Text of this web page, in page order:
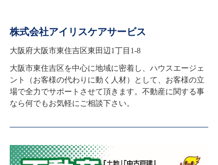
株式会社アイリスケアサービス
大阪府大阪市東住吉区東田辺1丁目1-8
大阪市東住吉区を中心に地域に密着し、ハウスエージェ
ント（お客様の代わりに動く人材）として、お客様の立
場で全力でサポートさせて頂きます。不動産に関する事
なら何でもお気軽にご相談下さい。